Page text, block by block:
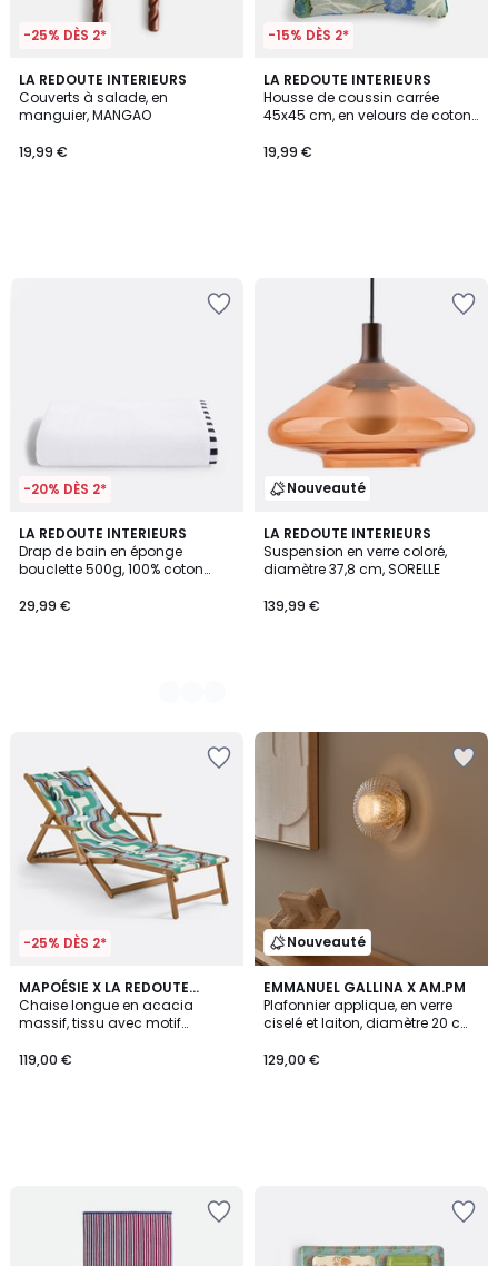
-25% DÈS 2*
LA REDOUTE INTERIEURS
Couverts à salade, en
manguier, MANGAO
19,99 €
-15% DÈS 2*
LA REDOUTE INTERIEURS
Housse de coussin carrée
45x45 cm, en velours de coton
19,99 €
-20% DÈS 2*
LA REDOUTE INTERIEURS
Drap de bain en éponge
bouclette 500g, 100% coton
29,99 €
3
Couleurs
Nouveauté
LA REDOUTE INTERIEURS
Suspension en verre coloré,
diamètre 37,8 cm, SORELLE
139,99 €
-25% DÈS 2*
MAPOÉSIE X LA REDOUTE
INTÉRIEURS
Chaise longue en acacia
massif, tissu avec motif
119,00 €
Nouveauté
EMMANUEL GALLINA X AM.PM
Plafonnier applique, en verre
ciselé et laiton, diamètre 20 cm,
129,00 €